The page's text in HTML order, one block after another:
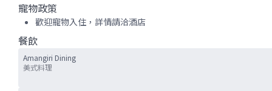
寵物政策
歡迎寵物入住，詳情請洽酒店
餐飲
Amangiri Dining
美式料理